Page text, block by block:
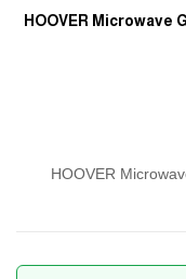
HOOVER Microwave
HOOVER